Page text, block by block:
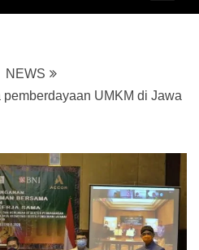
NEWS
UMKM di Jawa